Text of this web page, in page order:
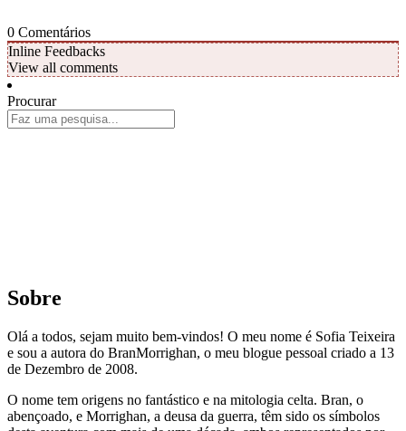
0 Comentários
Inline Feedbacks
View all comments
Procurar
Sobre
Olá a todos, sejam muito bem-vindos! O meu nome é Sofia Teixeira
e sou a autora do BranMorrighan, o meu blogue pessoal criado a 13
de Dezembro de 2008.
O nome tem origens no fantástico e na mitologia celta. Bran, o
abençoado, e Morrighan, a deusa da guerra, têm sido os símbolos